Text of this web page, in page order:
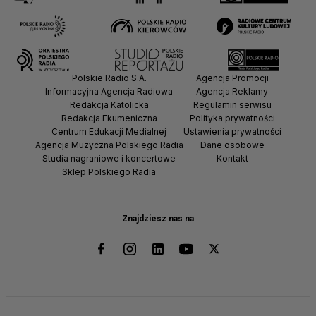
Znajdziesz nas na
Polskie Radio S.A.
Informacyjna Agencja Radiowa
Redakcja Katolicka
Redakcja Ekumeniczna
Centrum Edukacji Medialnej
Agencja Muzyczna Polskiego Radia
Studia nagraniowe i koncertowe
Sklep Polskiego Radia
Agencja Promocji
Agencja Reklamy
Regulamin serwisu
Polityka prywatności
Ustawienia prywatności
Dane osobowe
Kontakt